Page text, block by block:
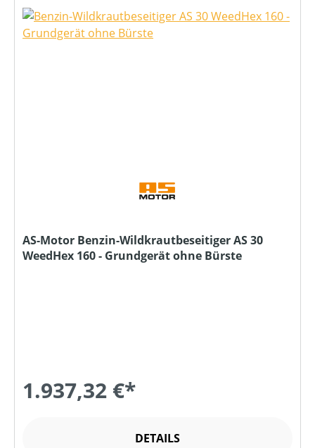
AS-Motor Benzin-Wildkrautbeseitiger AS 30
WeedHex 160 - Grundgerät ohne Bürste
1.937,32 €*
DETAILS